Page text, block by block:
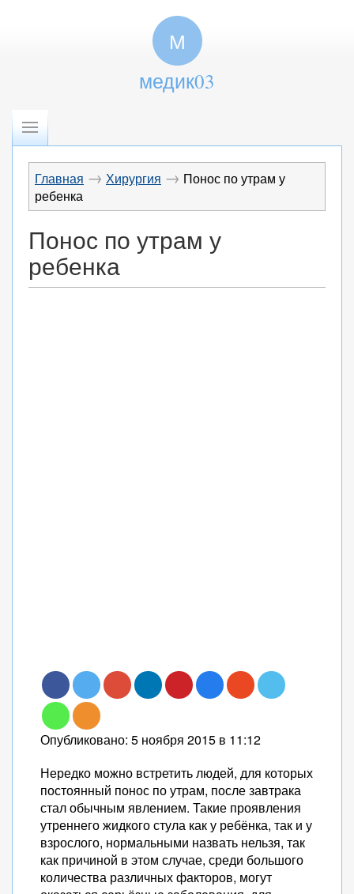
М
медик03
Главная → Хирургия → Понос по утрам у
ребенка
Понос по утрам у
ребенка
Опубликовано: 5 ноября 2015 в 11:12
Нередко можно встретить людей, для которых
постоянный понос по утрам, после завтрака
стал обычным явлением. Такие проявления
утреннего жидкого стула как у ребёнка, так и у
взрослого, нормальными назвать нельзя, так
как причиной в этом случае, среди большого
количества различных факторов, могут